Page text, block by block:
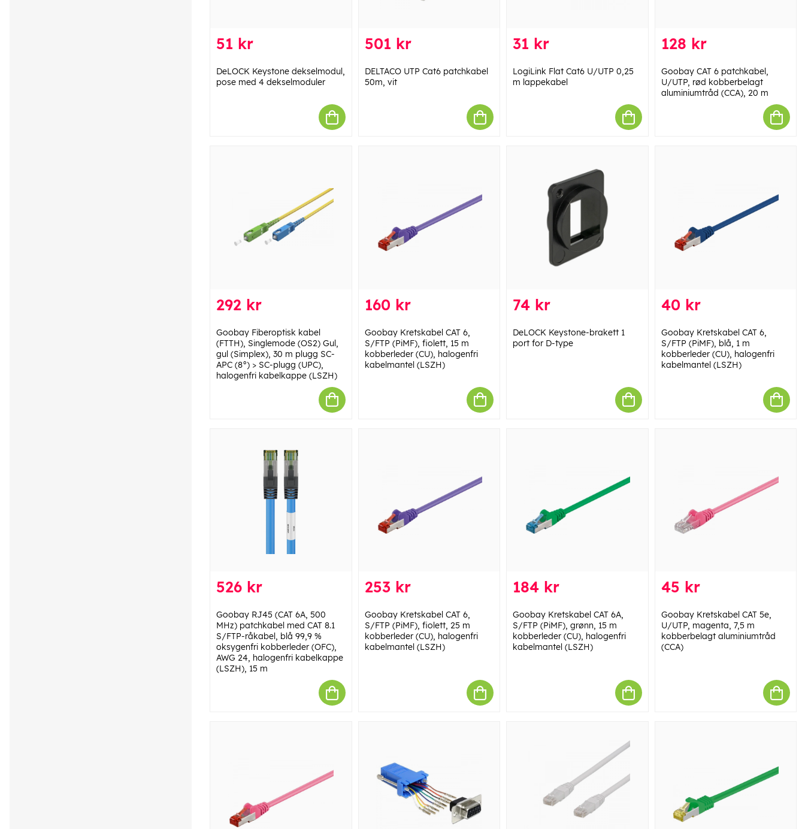
51 kr
DeLOCK Keystone dekselmodul,
pose med 4 dekselmoduler
501 kr
DELTACO UTP Cat6 patchkabel
50m, vit
31 kr
LogiLink Flat Cat6 U/UTP 0,25
m lappekabel
128 kr
Goobay CAT 6 patchkabel,
U/UTP, rød kobberbelagt
aluminiumtråd (CCA), 20 m
292 kr
Goobay Fiberoptisk kabel
(FTTH), Singlemode (OS2) Gul,
gul (Simplex), 30 m plugg SC-
APC (8°) > SC-plugg (UPC),
halogenfri kabelkappe (LSZH)
160 kr
Goobay Kretskabel CAT 6,
S/FTP (PiMF), fiolett, 15 m
kobberleder (CU), halogenfri
kabelmantel (LSZH)
74 kr
DeLOCK Keystone-brakett 1
port for D-type
40 kr
Goobay Kretskabel CAT 6,
S/FTP (PiMF), blå, 1 m
kobberleder (CU), halogenfri
kabelmantel (LSZH)
526 kr
Goobay RJ45 (CAT 6A, 500
MHz) patchkabel med CAT 8.1
S/FTP-råkabel, blå 99,9 %
oksygenfri kobberleder (OFC),
AWG 24, halogenfri kabelkappe
(LSZH), 15 m
253 kr
Goobay Kretskabel CAT 6,
S/FTP (PiMF), fiolett, 25 m
kobberleder (CU), halogenfri
kabelmantel (LSZH)
184 kr
Goobay Kretskabel CAT 6A,
S/FTP (PiMF), grønn, 15 m
kobberleder (CU), halogenfri
kabelmantel (LSZH)
45 kr
Goobay Kretskabel CAT 5e,
U/UTP, magenta, 7,5 m
kobberbelagt aluminiumtråd
(CCA)